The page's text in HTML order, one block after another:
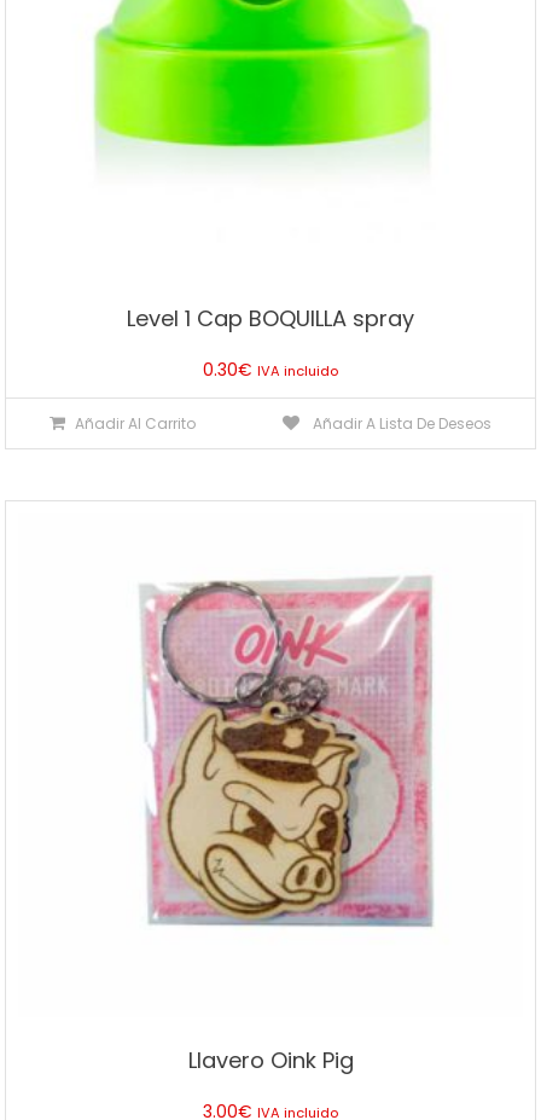
Level 1 Cap BOQUILLA spray
0.30€ IVA incluido
Añadir Al Carrito Añadir A Lista De Deseos
Llavero Oink Pig
3.00€ IVA incluido